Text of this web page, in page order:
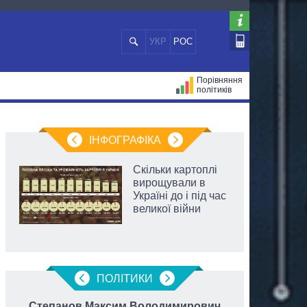
УКР РОС
Порівняння
політиків
ІНФОГРАФІКА
Скільки картоплі
вирощували в
Україні до і під час
великої війни
ПОЛIТИКИ